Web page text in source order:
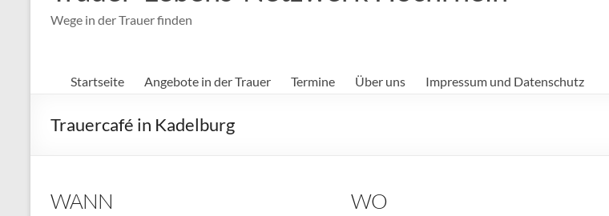
Wege in der Trauer finden
Startseite Angebote in der Trauer Termine Über uns Impressum und Datenschutz
Trauercafé in Kadelburg
WANN WO